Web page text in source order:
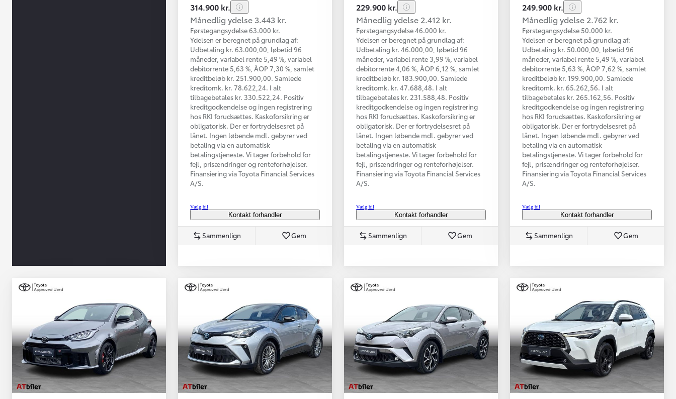
314.900 kr.
Månedlig ydelse 3.443 kr.
Førstegangsydelse 63.000 kr.
Ydelsen er beregnet på grundlag af:
Udbetaling kr. 63.000,00, løbetid 96
måneder, variabel rente 5,49 %, variabel
debitorrente 5,63 %, ÅOP 7,30 %, samlet
kreditbeløb kr. 251.900,00. Samlede
kreditomk. kr. 78.622,24. I alt
tilbagebetales kr. 330.522,24. Positiv
kreditgodkendelse og ingen registrering
hos RKI forudsættes. Kaskoforsikring er
obligatorisk. Der er fortrydelsesret på
lånet. Ingen løbende mdl. gebyrer ved
betaling via en automatisk
betalingstjeneste. Vi tager forbehold for
fejl, prisændringer og renteforhøjelser.
Finansiering via Toyota Financial Services
A/S.
Vælg bil
Kontakt forhandler
Sammenlign Gem
229.900 kr.
Månedlig ydelse 2.412 kr.
Førstegangsydelse 46.000 kr.
Ydelsen er beregnet på grundlag af:
Udbetaling kr. 46.000,00, løbetid 96
måneder, variabel rente 3,99 %, variabel
debitorrente 4,06 %, ÅOP 6,12 %, samlet
kreditbeløb kr. 183.900,00. Samlede
kreditomk. kr. 47.688,48. I alt
tilbagebetales kr. 231.588,48. Positiv
kreditgodkendelse og ingen registrering
hos RKI forudsættes. Kaskoforsikring er
obligatorisk. Der er fortrydelsesret på
lånet. Ingen løbende mdl. gebyrer ved
betaling via en automatisk
betalingstjeneste. Vi tager forbehold for
fejl, prisændringer og renteforhøjelser.
Finansiering via Toyota Financial Services
A/S.
Vælg bil
Kontakt forhandler
Sammenlign Gem
249.900 kr.
Månedlig ydelse 2.762 kr.
Førstegangsydelse 50.000 kr.
Ydelsen er beregnet på grundlag af:
Udbetaling kr. 50.000,00, løbetid 96
måneder, variabel rente 5,49 %, variabel
debitorrente 5,63 %, ÅOP 7,62 %, samlet
kreditbeløb kr. 199.900,00. Samlede
kreditomk. kr. 65.262,56. I alt
tilbagebetales kr. 265.162,56. Positiv
kreditgodkendelse og ingen registrering
hos RKI forudsættes. Kaskoforsikring er
obligatorisk. Der er fortrydelsesret på
lånet. Ingen løbende mdl. gebyrer ved
betaling via en automatisk
betalingstjeneste. Vi tager forbehold for
fejl, prisændringer og renteforhøjelser.
Finansiering via Toyota Financial Services
A/S.
Vælg bil
Kontakt forhandler
Sammenlign Gem